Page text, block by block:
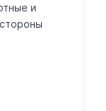
редакции
и